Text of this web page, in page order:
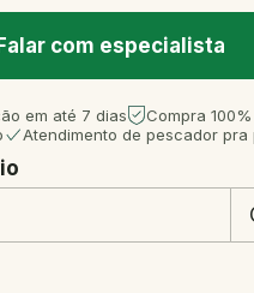
Falar com especialista
em até 7 dias
Compra
Atendimento de pescador pra